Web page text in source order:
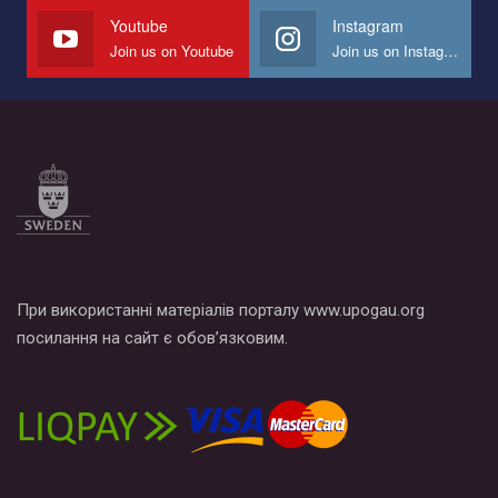
СОГИ в Украине.
Все, что вам нужно сделать - это зайти на наш канал YouTube
по этой ссылке и поставить лайк под видео.
Youtube
Join us on Youtube
Instagram
Join us on Instagram
При використанні матеріалів порталу www.upogau.org
посилання на сайт є обов’язковим.